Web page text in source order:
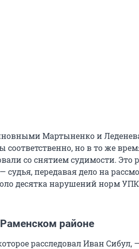
Мартыненко и
соответственно, но в то же
со снятием судимости. Это
судья, передавая дело на
десятка нарушений норм
районе
расследовал Иван Сибул,